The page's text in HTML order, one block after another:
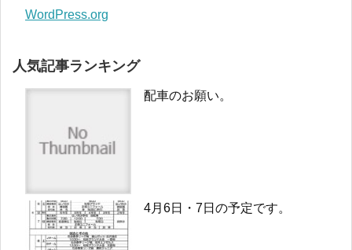
WordPress.org
人気記事ランキング
配車のお願い。
4月6日・7日の予定です。